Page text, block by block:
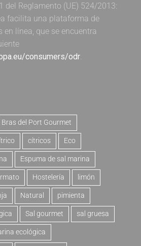
del Reglamento (UE) 524/2013:
facilita una plataforma de
línea, que se encuentra
consumers/odr.
Bras del Port Gourmet
cítricos Eco
Espuma de sal marina
Hostelería limón
Natural pimienta
Sal gourmet sal gruesa
ecológica